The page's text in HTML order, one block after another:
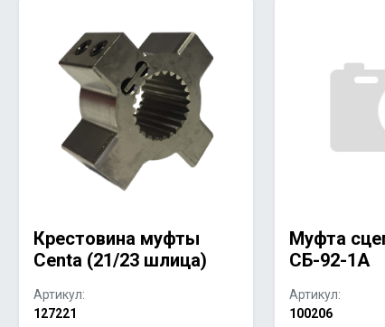
Крестовина муфты
Centa (21/23 шлица)
Артикул:
127221
Муфта
СБ-92-1А
Артикул:
100206